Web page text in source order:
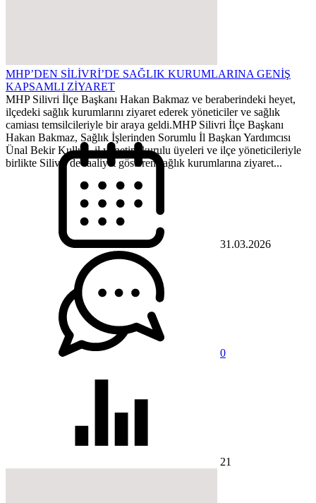
MHP’DEN SİLİVRİ’DE SAĞLIK KURUMLARINA GENİŞ
KAPSAMLI ZİYARET
MHP Silivri İlçe Başkanı Hakan Bakmaz ve beraberindeki heyet,
ilçedeki sağlık kurumlarını ziyaret ederek yöneticiler ve sağlık
camiası temsilcileriyle bir araya geldi.MHP Silivri İlçe Başkanı
Hakan Bakmaz, Sağlık İşlerinden Sorumlu İl Başkan Yardımcısı
Ünal Bekir Kulluk, il yönetim kurulu üyeleri ve ilçe yöneticileriyle
birlikte Silivri’de faaliyet gösteren sağlık kurumlarına ziyaret...
31.03.2026
0
21